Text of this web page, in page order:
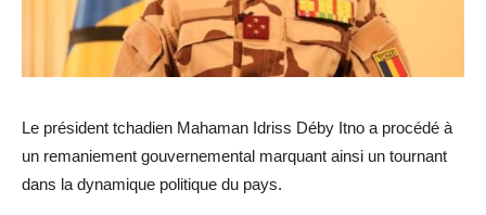
Le président tchadien Mahaman Idriss Déby Itno a procédé à
un remaniement gouvernemental marquant ainsi un tournant
dans la dynamique politique du pays.